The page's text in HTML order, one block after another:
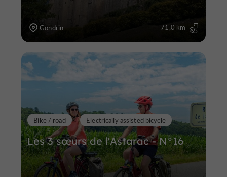
Gondrin 71,0 km
Les 3 sœurs de l'Astarac - N°16
Bike / road Electrically assisted bicycle